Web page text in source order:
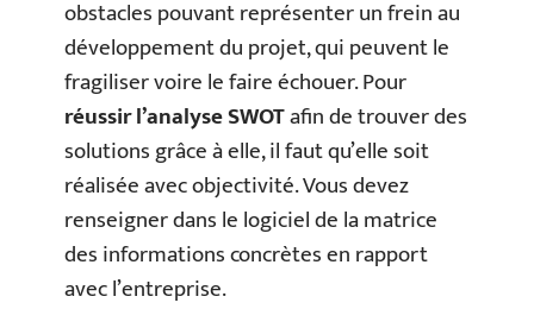
obstacles pouvant représenter un frein au
développement du projet, qui peuvent le
fragiliser voire le faire échouer. Pour
réussir l’analyse SWOTafin de trouver des
solutions grâce à elle, il faut qu’elle soit
réalisée avec objectivité. Vous devez
renseigner dans le logiciel de la matrice
des informations concrètes en rapport
avec l’entreprise.